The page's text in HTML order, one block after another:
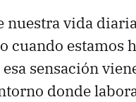
nuestra vida
cuando estamos
sensación
donde